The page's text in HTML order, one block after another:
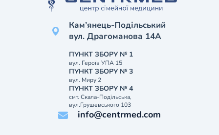
Кам’янець-Подільський
вул. Драгоманова 14А
ПУНКТ ЗБОРУ № 1
вул. Героїв УПА 15
ПУНКТ ЗБОРУ № 3
вул. Миру 2
ПУНКТ ЗБОРУ № 4
смт. Скала-Подільська,
вул.Грушевського 103
info@centrmed.com